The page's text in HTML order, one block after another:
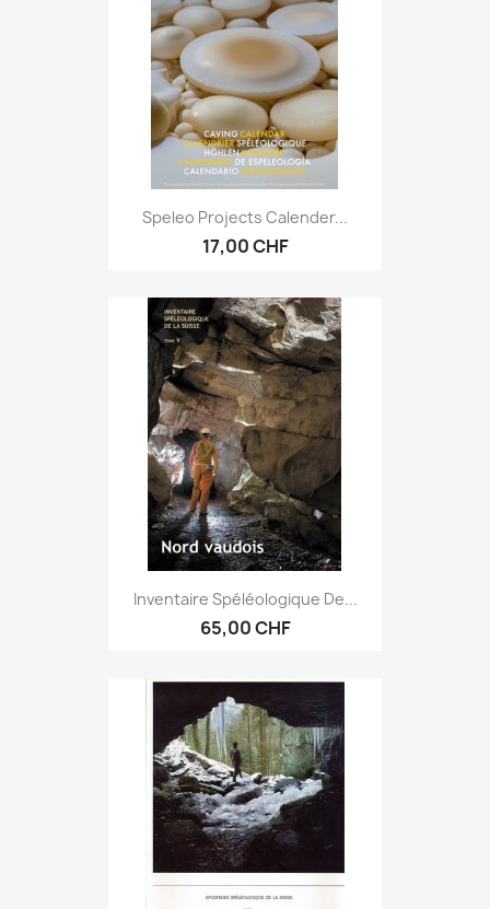
Speleo Projects Calender...
17,00 CHF
Inventaire Spéléologique De...
65,00 CHF